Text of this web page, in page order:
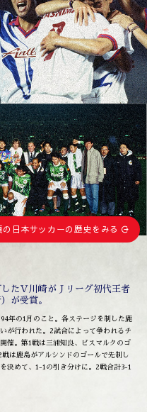
の日本サッカーの歴史をみる
たＶ川崎がＪリーグ初代王者
が受賞。
年の1月のこと。各ステージを制した鹿
が行われた。2試合によって争われるチ
催。第1戦は三浦知良、ビスマルクのゴ
は鹿島がアルシンドのゴールで先制し
決めて、1-1の引き分けに。2戦合計3-1